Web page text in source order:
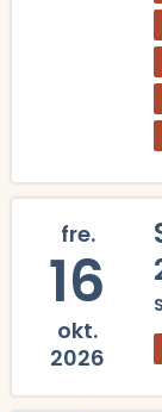
fre.
16
okt.
2026